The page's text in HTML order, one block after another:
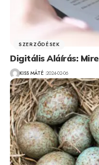
SZERZŐDÉSEK
Digitális Aláírás: Mire
KISS MÁTÉ 2024-02-06